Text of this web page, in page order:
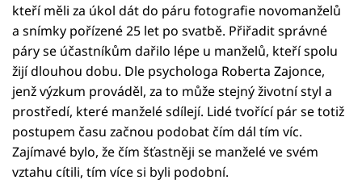
kteří měli za úkol dát do páru fotografie novomanželů
a snímky pořízené 25 let po svatbě. Přiřadit správné
páry se účastníkům dařilo lépe u manželů, kteří spolu
žijí dlouhou dobu. Dle psychologa Roberta Zajonce,
jenž výzkum prováděl, za to může stejný životní styl a
prostředí, které manželé sdílejí. Lidé tvořící pár se totiž
postupem času začnou podobat čím dál tím víc.
Zajímavé bylo, že čím šťastněji se manželé ve svém
vztahu cítili, tím více si byli podobní.